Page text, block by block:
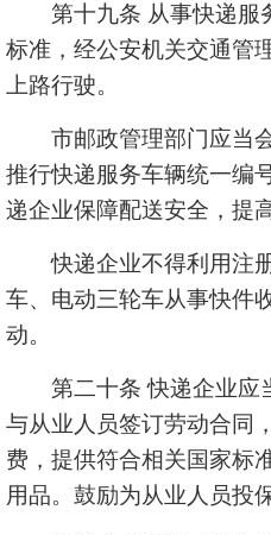
第十九条 从事快递服
标准，经公安机关交通管
上路行驶。
市邮政管理部门应当会
推行快递服务车辆统一编
递企业保障配送安全，提
快递企业不得利用注册
车、电动三轮车从事快件
动。
第二十条 快递企业应
与从业人员签订劳动合同
费，提供符合相关国家标
用品。鼓励为从业人员投